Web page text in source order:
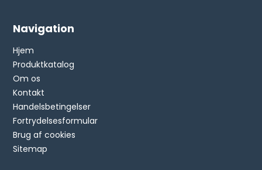
Navigation
Hjem
Produktkatalog
Om os
Kontakt
Handelsbetingelser
Fortrydelsesformular
Brug af cookies
Sitemap